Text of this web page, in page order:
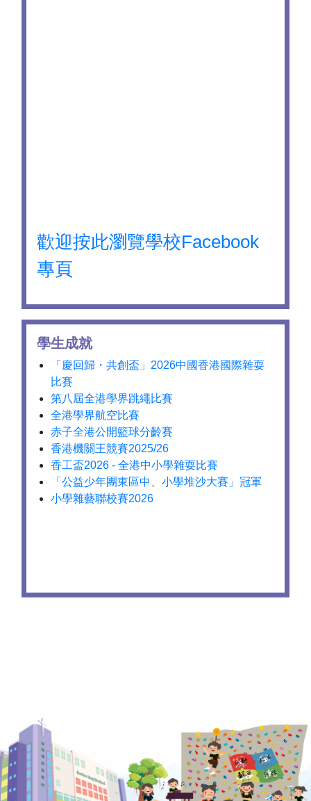
歡迎按此瀏覽學校Facebook
專頁
學生成就
「慶回歸・共創盃」2026中國香港國際雜耍
比賽
第八屆全港學界跳繩比賽
全港學界航空比賽
赤子全港公開籃球分齡賽
香港機關王競賽2025/26
香工盃2026 - 全港中小學雜耍比賽
「公益少年團東區中、小學堆沙大賽」冠軍
小學雜藝聯校賽2026